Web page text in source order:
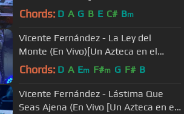
Azteca])
Chords: D A G B E C# Bm
Vicente Fernández - La Ley del
Monte (En Vivo)[Un Azteca en el
Azteca][Versión Editada]
Chords: D A Em F#m G F# B
Vicente Fernández - Lástima Que
Seas Ajena (En Vivo [Un Azteca en el